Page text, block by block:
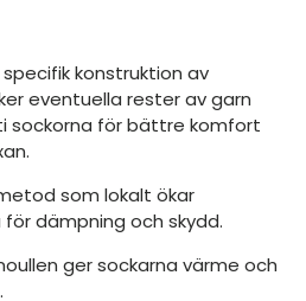
konstruktion av
eventuella rester av garn
sockorna för bättre komfort
som lokalt ökar
dämpning och skydd.
ger sockarna värme och